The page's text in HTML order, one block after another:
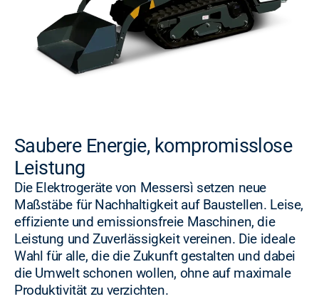
Saubere Energie, kompromisslose
Leistung
Die Elektrogeräte von Messersì setzen neue
Maßstäbe für Nachhaltigkeit auf Baustellen. Leise,
effiziente und emissionsfreie Maschinen, die
Leistung und Zuverlässigkeit vereinen. Die ideale
Wahl für alle, die die Zukunft gestalten und dabei
die Umwelt schonen wollen, ohne auf maximale
Produktivität zu verzichten.